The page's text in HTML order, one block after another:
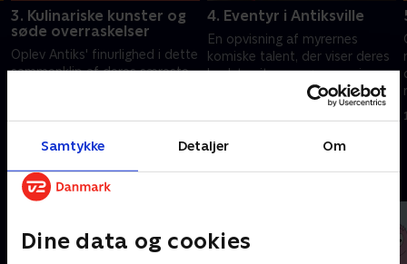
Samtykke Detaljer Om
Dine data og cookies
3. Kulinariske kunster og
søde overraskelser
Oplev Antiks' finurlighed i dette
sammenklip af deres særeste
4. Eventyr i Antiksville
En opvisning af myrernes
komiske talent, der viser deres
bedste vitser, spøge og sjove
Andre så også